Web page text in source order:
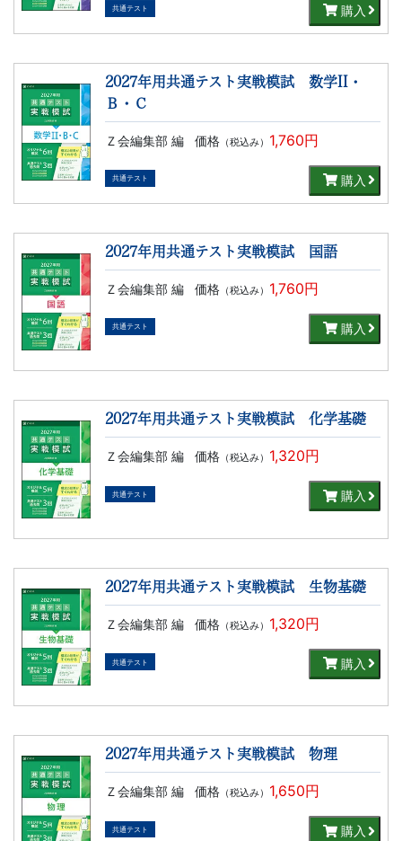
共通テスト 購入
2027年用共通テスト実戦模試 数学II・
Ｂ・Ｃ
Ｚ会編集部 編 価格（税込み） 1,760円
共通テスト 購入
2027年用共通テスト実戦模試 国語
Ｚ会編集部 編 価格（税込み） 1,760円
共通テスト 購入
2027年用共通テスト実戦模試 化学基礎
Ｚ会編集部 編 価格（税込み） 1,320円
共通テスト 購入
2027年用共通テスト実戦模試 生物基礎
Ｚ会編集部 編 価格（税込み） 1,320円
共通テスト 購入
2027年用共通テスト実戦模試 物理
Ｚ会編集部 編 価格（税込み） 1,650円
共通テスト 購入